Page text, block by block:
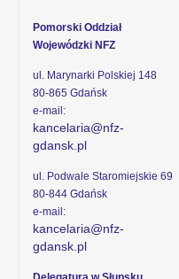
Pomorski Oddział
Wojewódzki NFZ
ul. Marynarki Polskiej 148
80-865 Gdańsk
e-mail:
kancelaria@nfz-
gdansk.pl
ul. Podwale Staromiejskie 69
80-844 Gdańsk
e-mail:
kancelaria@nfz-
gdansk.pl